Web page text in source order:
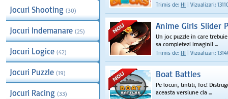
Jocuri Shooting (30)
Jocuri Indemanare (25)
Jocuri Logice (42)
Jocuri Puzzle (19)
Jocuri Racing (33)
Trimis de: HI Vizualizari:
Anime Girls Slider
Un joc puzzle in care
sa completezi imaginil ...
Trimis de: HI Vizualizari:
Boat Battles
Pe locuri, tintiti, foc!
aceasta versiune cla ...